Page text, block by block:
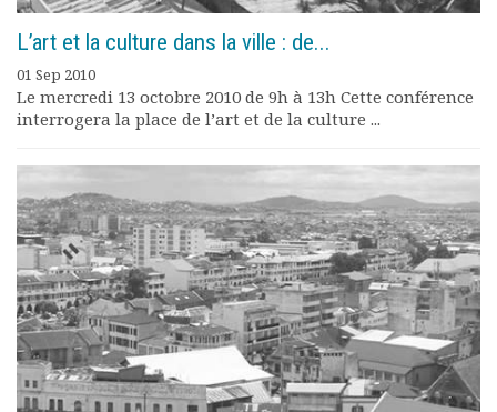
L’art et la culture dans la ville : de...
01 Sep 2010
Le mercredi 13 octobre 2010 de 9h à 13h Cette conférence
interrogera la place de l’art et de la culture ...